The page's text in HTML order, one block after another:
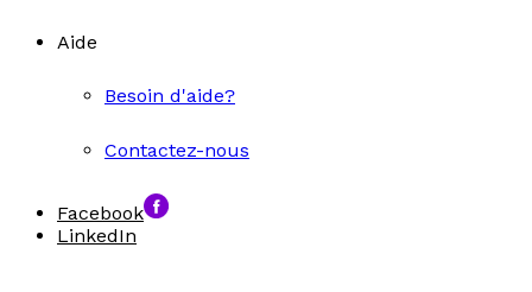
Aide
Besoin d'aide?
Contactez-nous
Facebook
LinkedIn